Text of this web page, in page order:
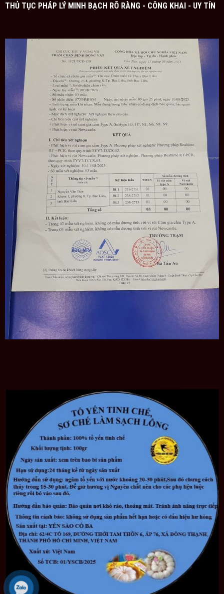
yến chưng với hạt Chia – món ăn giàu dinh dưỡng
7 ưu điểm khi mua yến sào Yến Sào Cô Ba
100% tổ yến nguyên chất khai thác tại nhà yến
chuyên nghiệp tại Bạc Liêu
Nguồn gốc rõ ràng, có chứng nhận đăng kiểm.
Chọn lọc kỹ lưỡng. Điểm 10 cho chất lượng.
Xử lý bởi những nghệ nhân yến sào yêu nghề, giàu
kinh nghiệm.
Không sử dụng chất bảo quản, tẩm ướp, phụ gia.
Cam kết bồi hoàn gấp 10 lần nếu phát hiện hàng giả,
kém chất lượng.
Đóng gói sang trọng
Những chiếc tổ yến còn lông được tuyển chọn kỹ lưỡng
theo tỉ lệ nghiêm ngặt đảm bảo mang đến cho bạn sự
hài lòng tuyệt đối khi sử dụng để chăm sóc sức khỏe
bản thân và gia đình. Tỉ lệ đó mang đến cho bạn những
chiếc tổ yến hình võng tròn, dày đồng đều, có bụng, màu
trắng ngà sẫm, còn lông và tiết kiệm thời gian đến 30%
so với các loại khác trên thị trường..
THỦ TỤC PHÁP LÝ MINH BẠCH RÕ RÀNG - CÔNG KHAI - UY TÍN